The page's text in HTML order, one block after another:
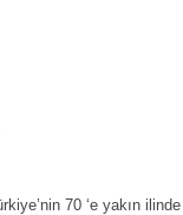
70 ‘e yakın